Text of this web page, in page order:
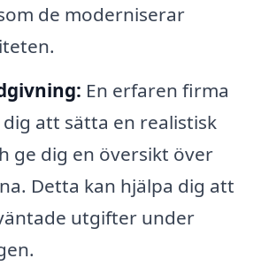
de moderniserar
En erfaren firma
att sätta en realistisk
ge dig en översikt över
Detta kan hjälpa dig att
utgifter under